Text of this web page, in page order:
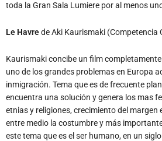
toda la Gran Sala Lumiere por al menos
Le Havrede Aki Kaurismaki (Competencia
Kaurismaki concibe un film
uno de los grandes problemas en Europa
inmigración. Tema que es de frecuente
encuentra una solución y genera los mas
etnias y religiones, crecimiento del margen
entre medio la costumbre y más
este tema que es el ser humano, en un